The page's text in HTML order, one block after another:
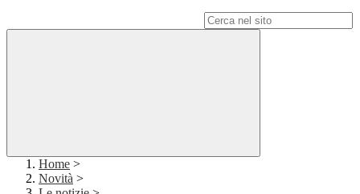
Home >
Novità >